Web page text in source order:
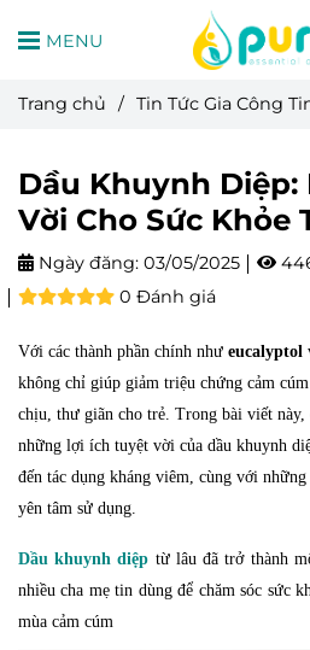
MENU
Trang chủ / Tin Tức Gia Công
Dầu Khuynh Diệp:
Vời Cho Sức Khỏe
Ngày đăng: 03/05/2025
0 Đánh giá
Với các thành phần chính như eucalyptol
không chỉ giúp giảm triệu chứng cảm
chịu, thư giãn cho trẻ. Trong bài viết này,
những lợi ích tuyệt vời của dầu khuynh
đến tác dụng kháng viêm, cùng với
yên tâm sử dụng.
Dầu khuynh diệp từ lâu đã trở thành
nhiều cha mẹ tin dùng để chăm sóc sức
mùa cảm cúm